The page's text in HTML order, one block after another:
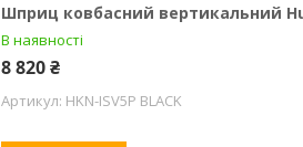
Шприц ковбасний вертикальний
В наявності
8 820 ₴
HKN-ISV5P BLACK